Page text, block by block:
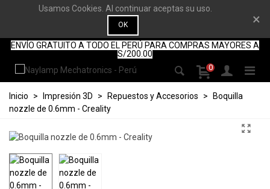
Usamos Cookies. Al continuar aceptas su uso.
OK ×
ENVÍO GRATUITO A TODO EL PERÚ PARA COMPRAS MAYORES A
S/200.00
0
Inicio > Impresión 3D > Repuestos y Accesorios >
Boquilla
nozzle de 0.6mm - Creality